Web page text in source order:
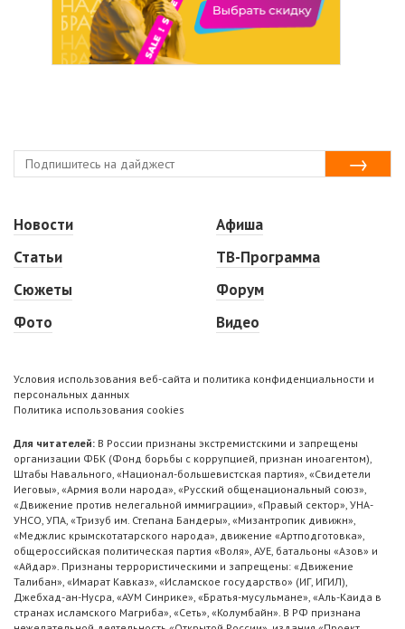
Новости
Статьи
Сюжеты
Фото
Афиша
ТВ-Программа
Форум
Видео
Условия использования веб-сайта и политика конфиденциальности и
персональных данных
Политика использования cookies
Для читателей: В России признаны экстремистскими и запрещены
организации ФБК (Фонд борьбы с коррупцией, признан иноагентом),
Штабы Навального, «Национал-большевистская партия», «Свидетели
Иеговы», «Армия воли народа», «Русский общенациональный союз»,
«Движение против нелегальной иммиграции», «Правый сектор», УНА-
УНСО, УПА, «Тризуб им. Степана Бандеры», «Мизантропик дивижн»,
«Меджлис крымскотатарского народа», движение «Артподготовка»,
общероссийская политическая партия «Воля», АУЕ, батальоны «Азов» и
«Айдар». Признаны террористическими и запрещены: «Движение
Талибан», «Имарат Кавказ», «Исламское государство» (ИГ, ИГИЛ),
Джебхад-ан-Нусра, «АУМ Синрике», «Братья-мусульмане», «Аль-Каида в
странах исламского Магриба», «Сеть», «Колумбайн». В РФ признана